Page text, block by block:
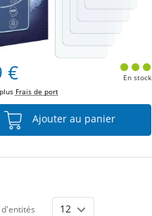
€
Frais de port
En stock
Ajouter au panier